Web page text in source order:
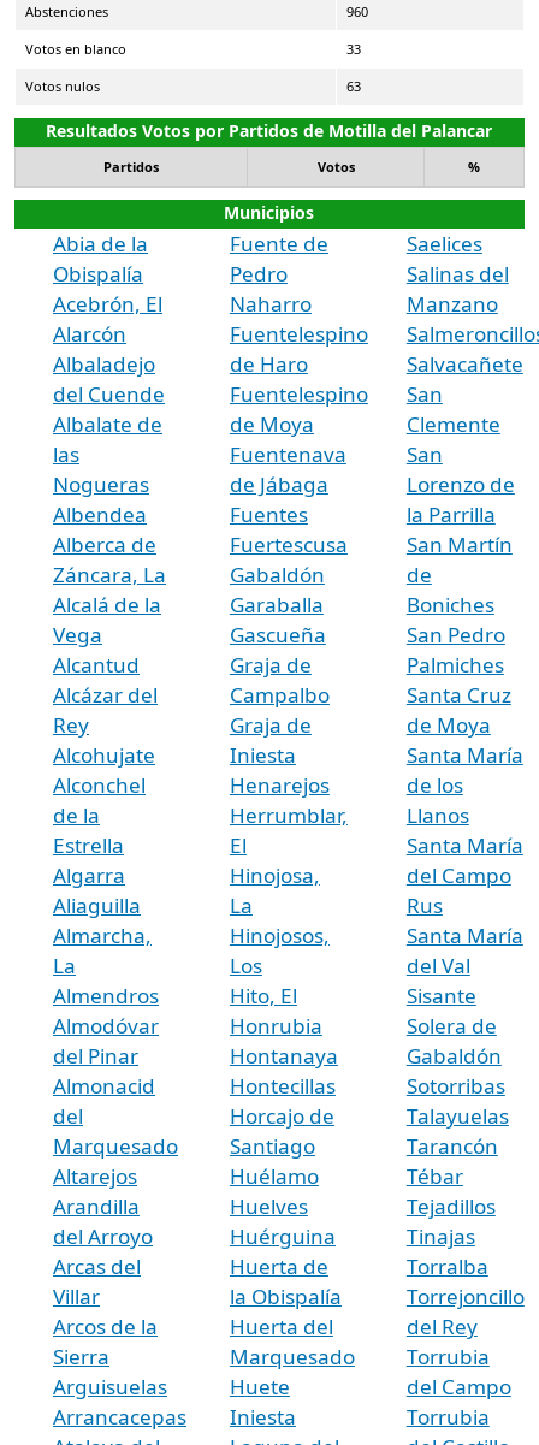
Abstenciones 960
Votos en blanco 33
Votos nulos 63
Resultados Votos por Partidos de Motilla del Palancar
Partidos Votos %
Municipios
Abia de la
Obispalía
Acebrón, El
Alarcón
Albaladejo
del Cuende
Albalate de
las
Nogueras
Albendea
Alberca de
Záncara, La
Alcalá de la
Vega
Alcantud
Alcázar del
Rey
Alcohujate
Alconchel
de la
Estrella
Algarra
Aliaguilla
Almarcha,
La
Almendros
Almodóvar
del Pinar
Almonacid
del
Marquesado
Altarejos
Arandilla
del Arroyo
Arcas del
Villar
Arcos de la
Sierra
Arguisuelas
Arrancacepas
Fuente de
Pedro
Naharro
Fuentelespino
de Haro
Fuentelespino
de Moya
Fuentenava
de Jábaga
Fuentes
Fuertescusa
Gabaldón
Garaballa
Gascueña
Graja de
Campalbo
Graja de
Iniesta
Henarejos
Herrumblar,
El
Hinojosa,
La
Hinojosos,
Los
Hito, El
Honrubia
Hontanaya
Hontecillas
Horcajo de
Santiago
Huélamo
Huelves
Huérguina
Huerta de
la Obispalía
Huerta del
Marquesado
Huete
Iniesta
Saelices
Salinas del
Manzano
Salvacañete
San
Clemente
San
Lorenzo de
la Parrilla
San Martín
de
Boniches
San Pedro
Palmiches
Santa Cruz
de Moya
Santa María
de los
Llanos
Santa María
del Campo
Rus
Santa María
del Val
Sisante
Solera de
Gabaldón
Sotorribas
Talayuelas
Tarancón
Tébar
Tejadillos
Tinajas
Torralba
Torrejoncillo
del Rey
Torrubia
del Campo
Torrubia